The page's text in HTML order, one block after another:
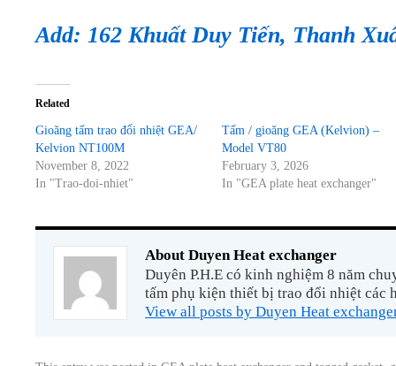
Add: 162 Khuất Duy Tiến, Thanh
Related
Gioăng tấm trao đổi nhiệt GEA/
Kelvion NT100M
November 8, 2022
In "Trao-doi-nhiet"
Tấm / gioăng GEA (Kelvion) –
Model VT80
February 3, 2026
In "GEA plate heat exchanger"
About Duyen Heat exchanger
Duyên P.H.E có kinh nghiệm 8 năm
tấm phụ kiện thiết bị trao đổi nhiệt các
View all posts by Duyen Heat